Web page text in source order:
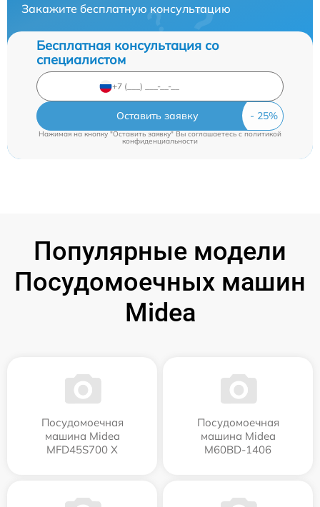
Закажите бесплатную консультацию
Бесплатная консультация со
специалистом
Оставить заявку
Нажимая на кнопку "Оставить заявку" Вы соглашаетесь cполитикой
конфиденциальности
Популярные модели
Посудомоечных машин
Midea
Посудомоечная
машина Midea
MFD45S700 X
Посудомоечная
машина Midea
M60BD-1406